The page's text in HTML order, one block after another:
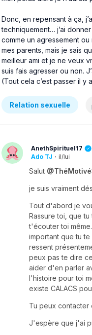
Donc, en repensant à ça,
techniquement… j’ai
comme un agressement ou
mes parents, mais je sais
meilleur ami et je ne veux
suis fais agresser ou non.
(Tout cela c’est passer il y
Relation sexuelle
AnethSpirituel17
Ado TJ · il/lui
Salut
je suis vraiment
Tout d'abord je
Rassure toi, que
t'écouter toi
important que tu
ressent
peux pas te dire
aider d'en parler
l'histoire pour toi
existe CALACS
Tu peux contacter
J'espère que j'ai